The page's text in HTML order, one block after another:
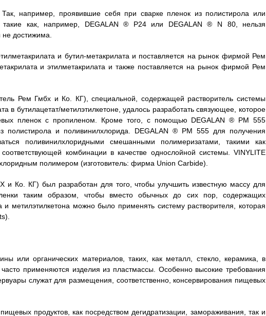
например, проявившие себя при сварке пленок из полистирола или
такие как, например, DEGALAN ® P24 или DEGALAN ® N 80, нельзя
не достижима.
и бутил-метакрилата и поставляется на рынок фирмой Рем
и этилметакрилата и также поставляется на рынок фирмой Рем
Рем Гмбх и Ко. КГ), специальной, содержащей растворитель системы
в бутилацетат/метилэтилкетоне, удалось разработать связующее, которое
пленок с пропиленом. Кроме того, с помощью DEGALAN ® PM 555
полистирола и поливинилхлорида. DEGALAN ® PM 555 для получения
поливинилхлоридными смешанными полимеризатами, такими как
комбинации в качестве однослойной системы. VINYLITE
полимером (изготовитель: фирма Union Carbide).
и Ко. КГ) был разработан для того, чтобы улучшить известную массу для
таким образом, чтобы вместо обычных до сих пор, содержащих
и метилэтилкетона можно было применять систему растворителя, которая
или органических материалов, таких, как металл, стекло, керамика, в
применяются изделия из пластмассы. Особенно высокие требования
служат для размещения, соответственно, консервирования пищевых
продуктов, как посредством дегидратизации, замораживания, так и